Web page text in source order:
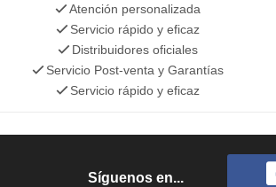
Atención personalizada
Servicio rápido y eficaz
Distribuidores oficiales
Servicio Post-venta y Garantías
Servicio rápido y eficaz
Síguenos en...